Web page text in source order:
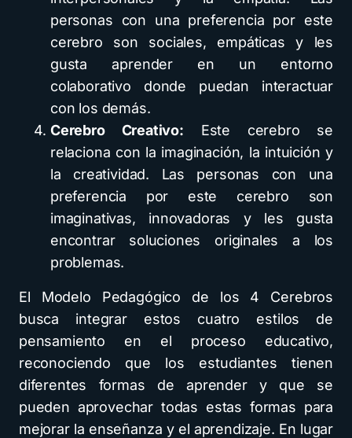
personas con una preferencia por este
cerebro son sociales, empáticas y les
gusta aprender en un entorno
colaborativo donde puedan interactuar
con los demás.
Cerebro Creativo: Este cerebro se
relaciona con la imaginación, la intuición y
la creatividad. Las personas con una
preferencia por este cerebro son
imaginativas, innovadoras y les gusta
encontrar soluciones originales a los
problemas.
El Modelo Pedagógico de los 4 Cerebros
busca integrar estos cuatro estilos de
pensamiento en el proceso educativo,
reconociendo que los estudiantes tienen
diferentes formas de aprender y que se
pueden aprovechar todas estas formas para
mejorar la enseñanza y el aprendizaje. En lugar